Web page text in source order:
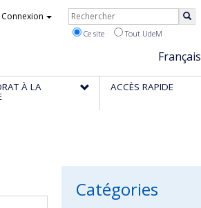
Choix
de
la
Français
Connexion Rechercher
Ce site Tout UdeM
À LA ACCÈS RAPIDE
Catégories